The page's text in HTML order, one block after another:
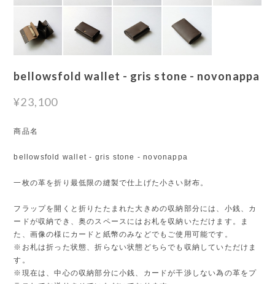
bellowsfold wallet - gris stone - novonappa
¥23,100
商品名
bellowsfold wallet - gris stone - novonappa
一枚の革を折り最低限の縫製で仕上げた小さい財布。
フラップを開くと折りたたまれた大きめの収納部分には、小銭、カ
ードが収納でき、奥のスペースにはお札を収納いただけます。ま
た、画像の様にカードと紙幣のみなどでもご使用可能です。
※お札は折った状態、折らない状態どちらでも収納していただけま
す。
※現在は、中心の収納部分に小銭、カードが干渉しない為の革をプ